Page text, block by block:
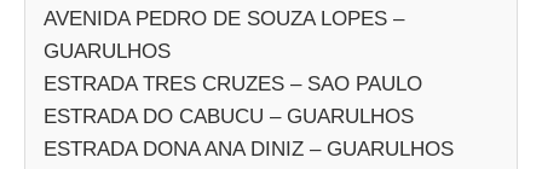
AVENIDA PEDRO DE SOUZA LOPES –
GUARULHOS
ESTRADA TRES CRUZES – SAO PAULO
ESTRADA DO CABUCU – GUARULHOS
ESTRADA DONA ANA DINIZ – GUARULHOS